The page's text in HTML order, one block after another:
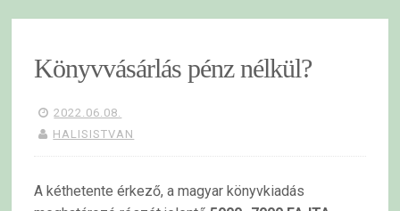
Könyvvásárlás pénz nélkül?
2022.06.08.
HALISISTVAN
A kéthetente érkező, a magyar könyvkiadás